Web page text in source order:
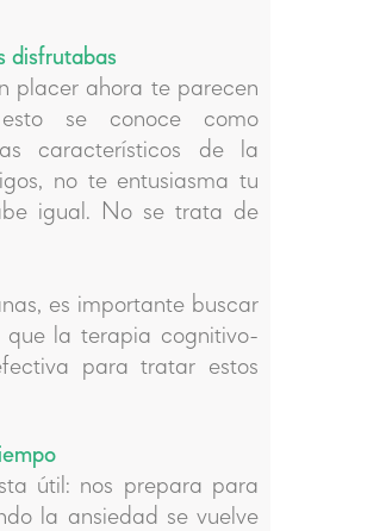
disfrutabas
placer ahora te parecen
se conoce como
característicos de la
no te entusiasma tu
igual. No se trata de
es importante buscar
la terapia cognitivo-
para tratar estos
útil: nos prepara para
la ansiedad se vuelve